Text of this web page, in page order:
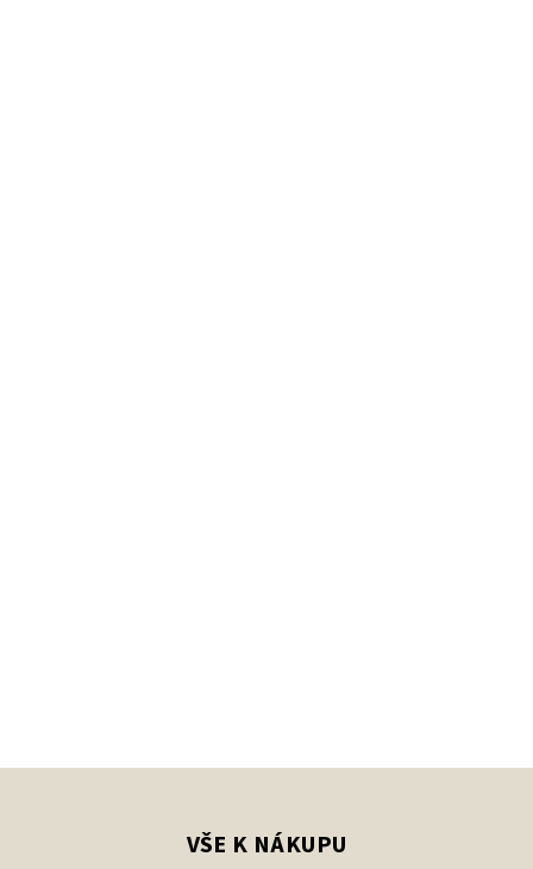
VŠE K NÁKUPU